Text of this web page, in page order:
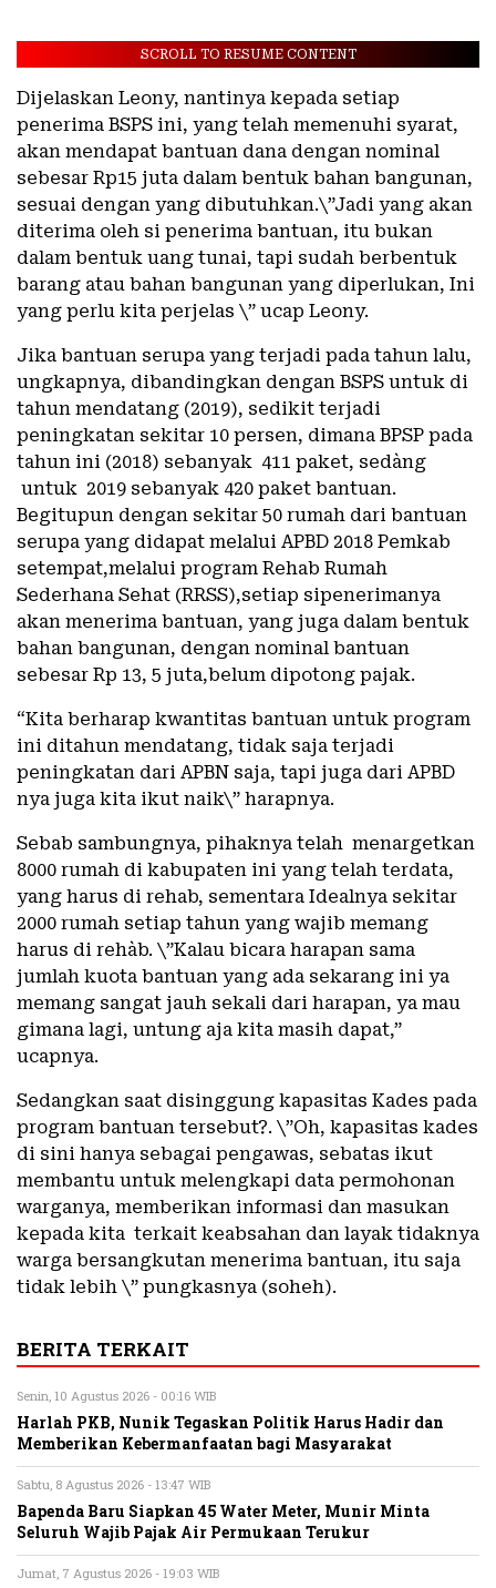
SCROLL TO RESUME CONTENT
Dijelaskan Leony, nantinya kepada setiap
penerima BSPS ini, yang telah memenuhi syarat,
akan mendapat bantuan dana dengan nominal
sebesar Rp15 juta dalam bentuk bahan bangunan,
sesuai dengan yang dibutuhkan.\”Jadi yang akan
diterima oleh si penerima bantuan, itu bukan
dalam bentuk uang tunai, tapi sudah berbentuk
barang atau bahan bangunan yang diperlukan, Ini
yang perlu kita perjelas \” ucap Leony.
Jika bantuan serupa yang terjadi pada tahun lalu,
ungkapnya, dibandingkan dengan BSPS untuk di
tahun mendatang (2019), sedikit terjadi
peningkatan sekitar 10 persen, dimana BPSP pada
tahun ini (2018) sebanyak 411 paket, sedàng
untuk 2019 sebanyak 420 paket bantuan.
Begitupun dengan sekitar 50 rumah dari bantuan
serupa yang didapat melalui APBD 2018 Pemkab
setempat,melalui program Rehab Rumah
Sederhana Sehat (RRSS),setiap sipenerimanya
akan menerima bantuan, yang juga dalam bentuk
bahan bangunan, dengan nominal bantuan
sebesar Rp 13, 5 juta,belum dipotong pajak.
“Kita berharap kwantitas bantuan untuk program
ini ditahun mendatang, tidak saja terjadi
peningkatan dari APBN saja, tapi juga dari APBD
nya juga kita ikut naik\” harapnya.
Sebab sambungnya, pihaknya telah menargetkan
8000 rumah di kabupaten ini yang telah terdata,
yang harus di rehab, sementara Idealnya sekitar
2000 rumah setiap tahun yang wajib memang
harus di rehàb. \”Kalau bicara harapan sama
jumlah kuota bantuan yang ada sekarang ini ya
memang sangat jauh sekali dari harapan, ya mau
gimana lagi, untung aja kita masih dapat,”
ucapnya.
Sedangkan saat disinggung kapasitas Kades pada
program bantuan tersebut?. \”Oh, kapasitas kades
di sini hanya sebagai pengawas, sebatas ikut
membantu untuk melengkapi data permohonan
warganya, memberikan informasi dan masukan
kepada kita terkait keabsahan dan layak tidaknya
warga bersangkutan menerima bantuan, itu saja
tidak lebih \” pungkasnya (soheh).
BERITA TERKAIT
Senin, 10 Agustus 2026 - 00:16 WIB
Harlah PKB, Nunik Tegaskan Politik Harus Hadir dan
Memberikan Kebermanfaatan bagi Masyarakat
Sabtu, 8 Agustus 2026 - 13:47 WIB
Bapenda Baru Siapkan 45 Water Meter, Munir Minta
Seluruh Wajib Pajak Air Permukaan Terukur
Jumat, 7 Agustus 2026 - 19:03 WIB